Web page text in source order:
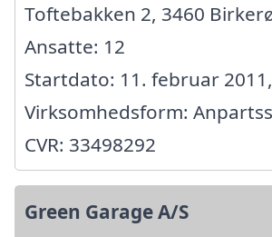
Toftebakken 2, 3460
Ansatte: 12
Startdato: 11. februar 2011,
Virksomhedsform:
CVR: 33498292
Green Garage A/S